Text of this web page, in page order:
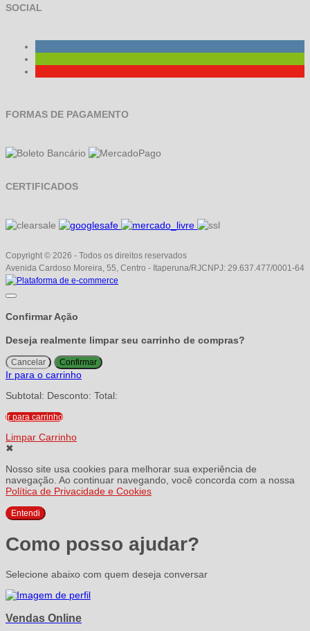
SOCIAL
FORMAS DE PAGAMENTO
CERTIFICADOS
Copyright © 2026 - Todos os direitos reservados
Avenida Cardoso Moreira, 55, Centro - Itaperuna/RJCNPJ: 29.637.477/0001-64
Confirmar Ação
Deseja realmente limpar seu carrinho de compras?
Cancelar Confirmar
Ir para o carrinho
Subtotal: Desconto: Total:
Ir para carrinho
Limpar Carrinho
✖
Nosso site usa cookies para melhorar sua experiência de
navegação. Ao continuar navegando, você concorda com a nossa
Política de Privacidade e Cookies
Entendi
Como posso ajudar?
Selecione abaixo com quem deseja conversar
Vendas Online